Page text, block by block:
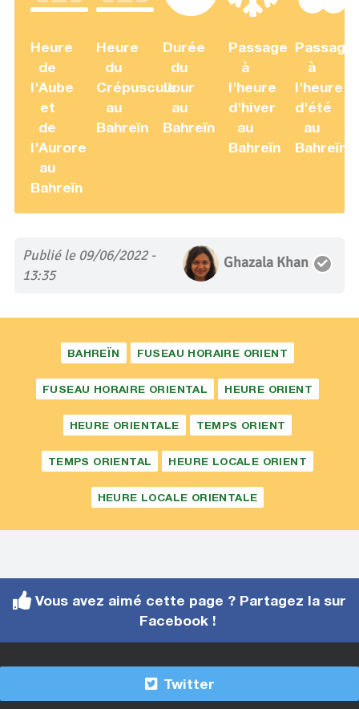
Heure
de
l'Aube
et
de
l'Aurore
au
Bahreïn
Heure
du
Crépuscule
au
Bahreïn
Durée
du
Jour
au
Bahreïn
Passage
à
l'heure
d'hiver
au
Bahreïn
Passage
à
l'heure
d'été
au
Bahreïn
Publié le 09/06/2022 -
13:35
Ghazala Khan
BAHREÏN FUSEAU HORAIRE ORIENT
FUSEAU HORAIRE ORIENTAL HEURE ORIENT
HEURE ORIENTALE TEMPS ORIENT
TEMPS ORIENTAL HEURE LOCALE ORIENT
HEURE LOCALE ORIENTALE
Vous avez aimé cette page ? Partagez la sur
Facebook !
Twitter